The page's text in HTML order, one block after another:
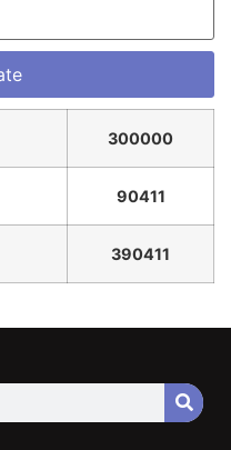
300000
90411
390411